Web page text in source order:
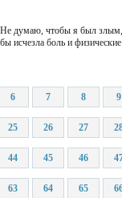
Не думаю, чтобы я был
исчезла боль и
6 7 8 9
25 26 27
44 45 46
63 64 65